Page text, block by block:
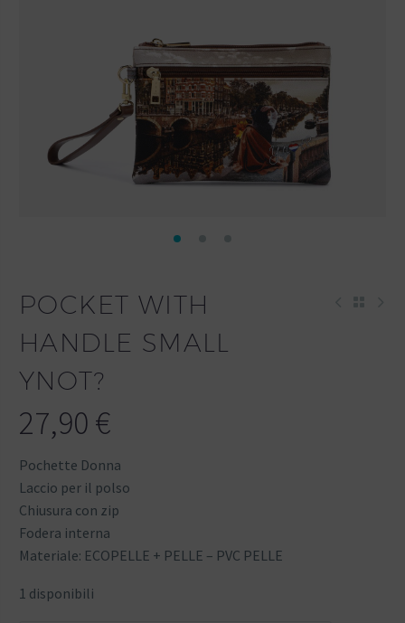
POCKET WITH
HANDLE SMALL
YNOT?
27,90 €
Pochette Donna
Laccio per il polso
Chiusura con zip
Fodera interna
Materiale: ECOPELLE + PELLE – PVC PELLE
1 disponibili